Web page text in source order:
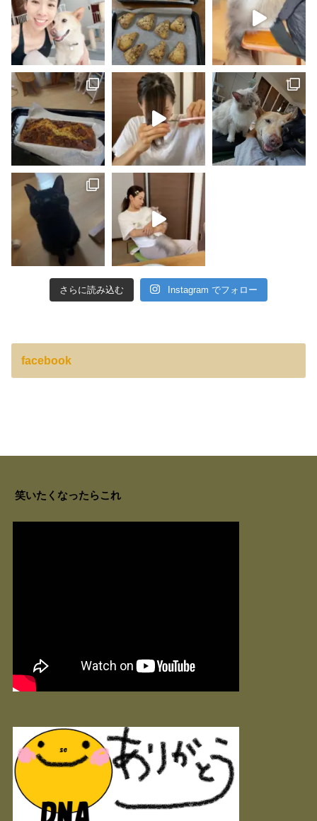
さらに読み込む Instagram でフォロー
facebook
笑いたくなったらこれ